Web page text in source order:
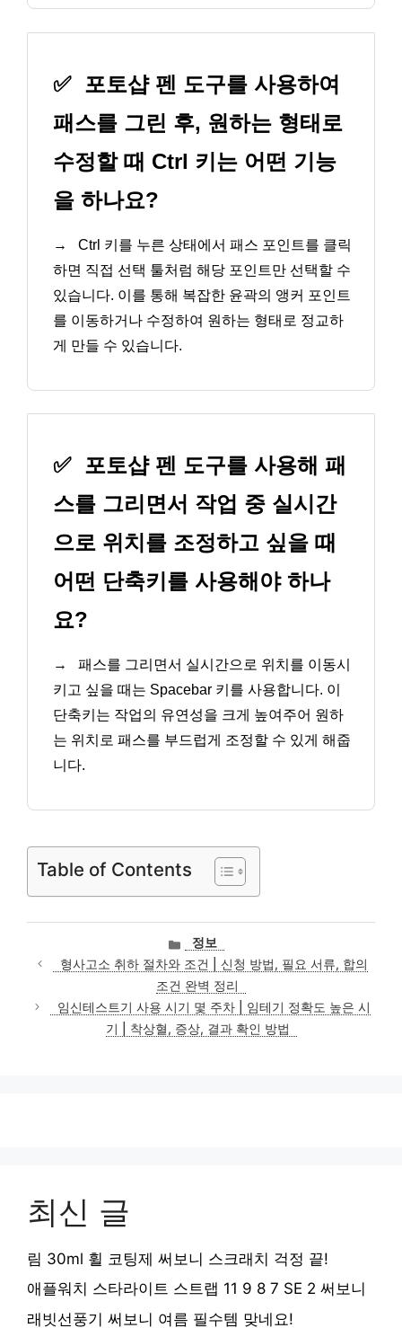
✅ 포토샵 펜 도구를 사용하여
패스를 그린 후, 원하는 형태로
수정할 때 Ctrl 키는 어떤 기능
을 하나요?
→
Ctrl 키를 누른 상태에서 패스 포인트를 클릭
하면 직접 선택 툴처럼 해당 포인트만 선택할 수
있습니다. 이를 통해 복잡한 윤곽의 앵커 포인트
를 이동하거나 수정하여 원하는 형태로 정교하
게 만들 수 있습니다.
✅ 포토샵 펜 도구를 사용해 패
스를 그리면서 작업 중 실시간
으로 위치를 조정하고 싶을 때
어떤 단축키를 사용해야 하나
요?
→
패스를 그리면서 실시간으로 위치를 이동시
키고 싶을 때는 Spacebar 키를 사용합니다. 이
단축키는 작업의 유연성을 크게 높여주어 원하
는 위치로 패스를 부드럽게 조정할 수 있게 해줍
니다.
Table of Contents
카
테
고
리
정보
형사고소 취하 절차와 조건 | 신청 방법, 필요 서류, 합의
조건 완벽 정리
임신테스트기 사용 시기 몇 주차 | 임테기 정확도 높은 시
기 | 착상혈, 증상, 결과 확인 방법
최신 글
림 30ml 휠 코팅제 써보니 스크래치 걱정 끝!
애플워치 스타라이트 스트랩 11 9 8 7 SE 2 써보니
래빗선풍기 써보니 여름 필수템 맞네요!